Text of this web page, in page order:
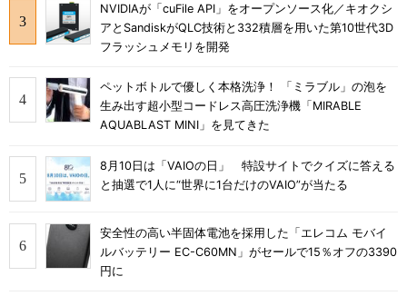
NVIDIAが「cuFile API」をオープンソース化／キオクシ
アとSandiskがQLC技術と332積層を用いた第10世代3D
フラッシュメモリを開発
ペットボトルで優しく本格洗浄！ 「ミラブル」の泡を
生み出す超小型コードレス高圧洗浄機「MIRABLE
AQUABLAST MINI」を見てきた
8月10日は「VAIOの日」 特設サイトでクイズに答える
と抽選で1人に“世界に1台だけのVAIO”が当たる
安全性の高い半固体電池を採用した「エレコム モバイ
ルバッテリー EC-C60MN」がセールで15％オフの3390
円に